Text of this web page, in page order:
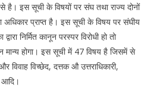
से है। इस सूची के विषयों पर संघ तथा राज्य दोनों
अधिकार प्राप्त है। इस सूची के विषय पर संघीय
निर्मित कानून परस्पर विरोधी हो तो
मान्य होगा। इस सूची में 47 विषय है जिसमें से
विवाह विच्छेद, दत्तक औ उत्तराधिकारी,